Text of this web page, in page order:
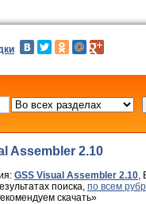
Assembler 2.10
GSS Visual Assembler 2.10,
поиска, по всем
скачать»